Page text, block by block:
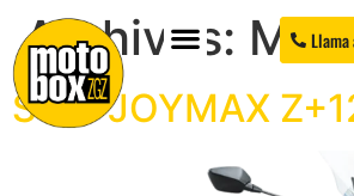
Archivos:
SYM JOYMAX